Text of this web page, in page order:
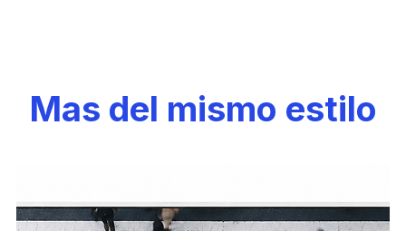
Mas del mismo estilo